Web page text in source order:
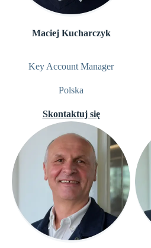
Maciej Kucharczyk
Key Account Manager
Polska
Skontaktuj się